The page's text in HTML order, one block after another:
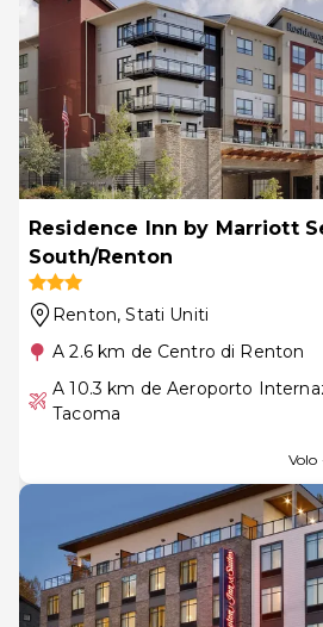
Residence Inn by Marriott
South/Renton
Renton, Stati Uniti
A 2.6 km de Centro di Renton
A 10.3 km de Aeroporto
Tacoma
Volo